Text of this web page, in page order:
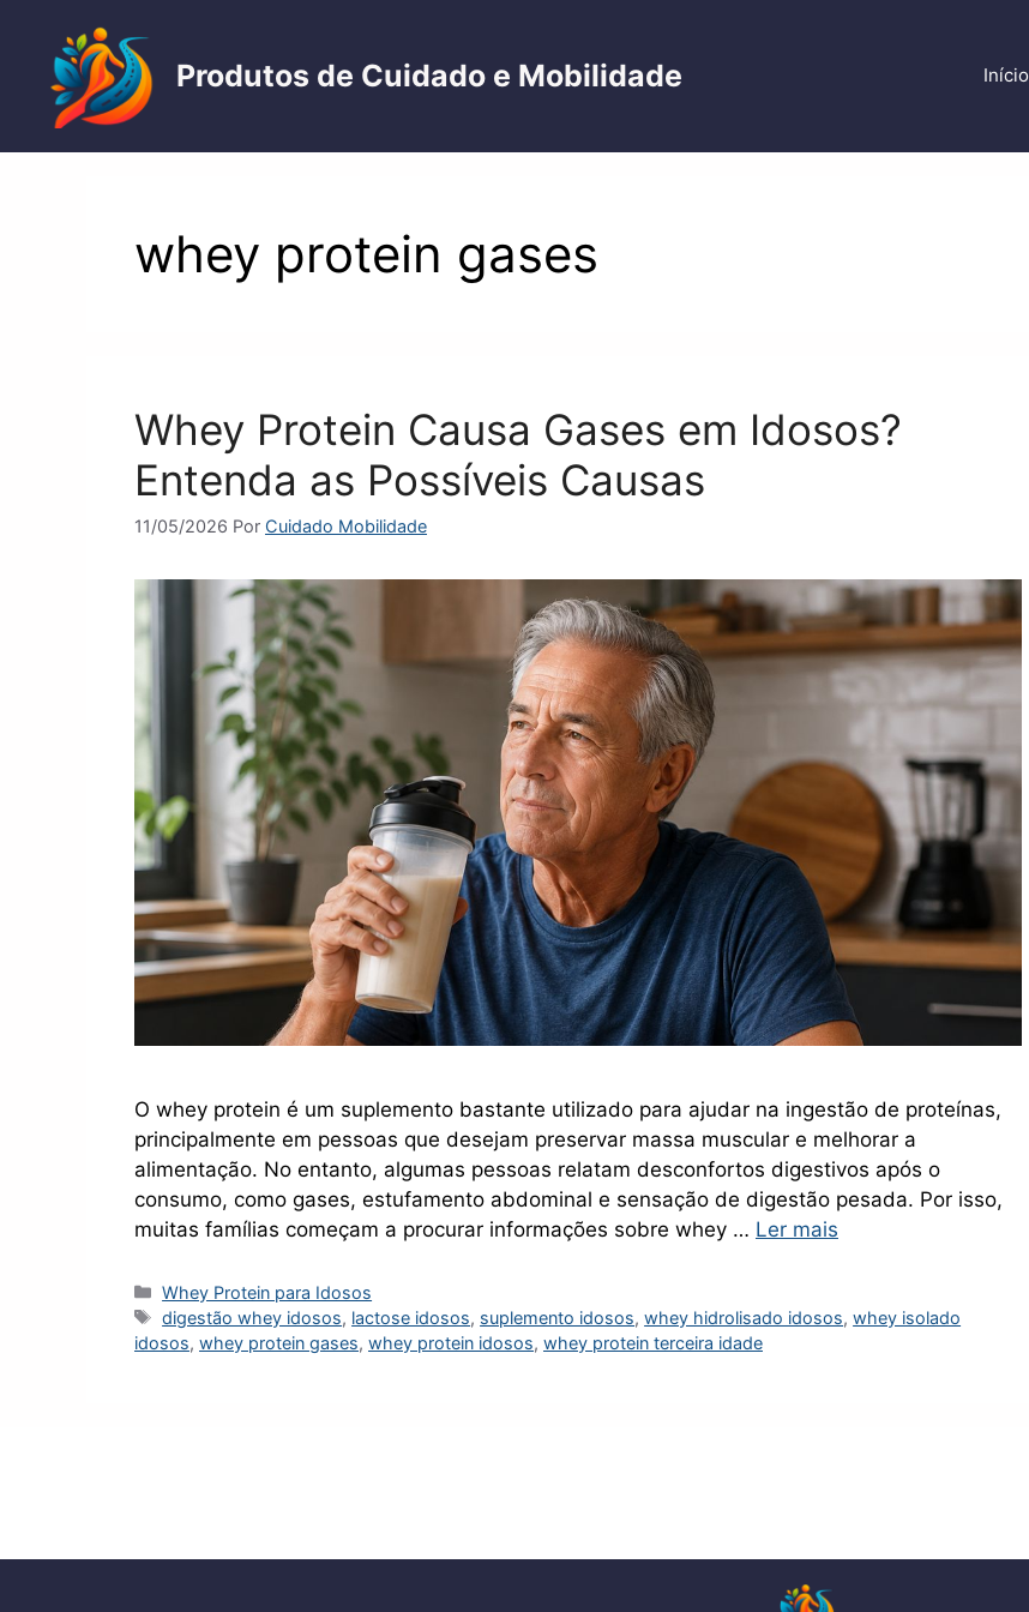
conteúdo
Produtos de Cuidado e Mobilidade Início
whey protein gases
Whey Protein Causa Gases em Idosos?
Entenda as Possíveis Causas
11/05/2026 Por Cuidado Mobilidade
O whey protein é um suplemento bastante utilizado para ajudar na ingestão de proteínas,
principalmente em pessoas que desejam preservar massa muscular e melhorar a
alimentação. No entanto, algumas pessoas relatam desconfortos digestivos após o
consumo, como gases, estufamento abdominal e sensação de digestão pesada. Por isso,
muitas famílias começam a procurar informações sobre whey … Ler mais
Categorias
Whey Protein para Idosos
Tags
digestão whey idosos, lactose idosos, suplemento idosos,whey hidrolisado idosos,whey isolado
idosos, whey protein gases, whey protein idosos, whey protein terceira idade